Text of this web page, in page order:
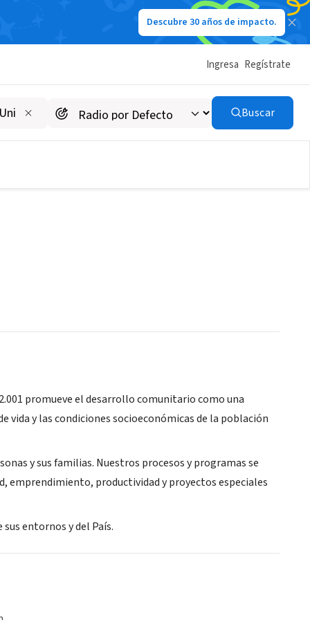
Descubre 30 años de impacto.
Ingresa Regístrate
Buscar
promueve el desarrollo comunitario como una
vida y las condiciones socioeconómicas de la población
y sus familias. Nuestros procesos y programas se
emprendimiento, productividad y proyectos especiales
entornos y del País.